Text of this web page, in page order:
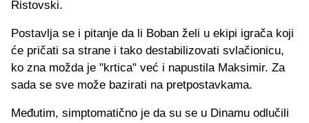
Ristovski.
Postavlja se i pitanje da li Boban želi u ekipi igrača koji
će pričati sa strane i tako destabilizovati svlačionicu,
ko zna možda je "krtica" već i napustila Maksimir. Za
sada se sve može bazirati na pretpostavkama.
Međutim, simptomatično je da su se u Dinamu odlučili